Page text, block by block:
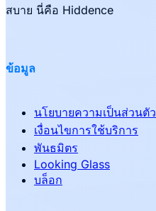
สบาย นี่คือ Hiddence
ข้อมูล
นโยบายความเป็นส่วนตัว
เงื่อนไขการใช้บริการ
พันธมิตร
Looking Glass
บล็อก